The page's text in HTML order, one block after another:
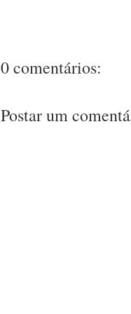
0 comentários:
Postar um